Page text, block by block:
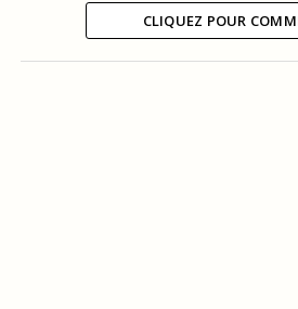
CLIQUEZ POUR